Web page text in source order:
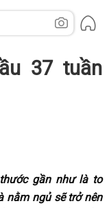
37 tuần
gần như là to
nằm ngủ sẽ trở nên